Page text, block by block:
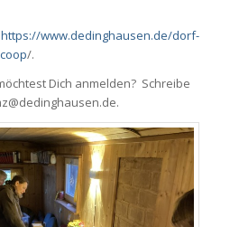
https://www.dedinghausen.de/dorf-
/.
Dich anmelden? Schreibe